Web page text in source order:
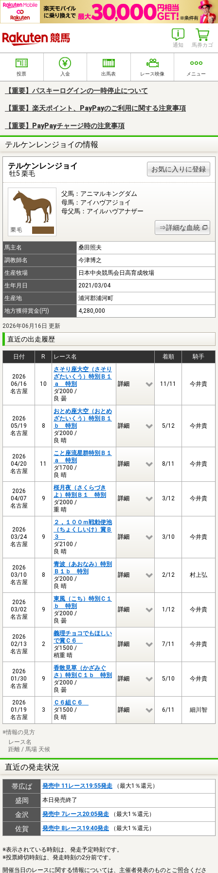
馬券カゴ
通知
投票 入金 出馬表 レース映像 メニュー
【重要】パスキーログインの一時停止について
【重要】楽天ポイント、PayPayのご利用に関する注意事項
【重要】PayPayチャージ時の注意事項
テルケンレンジョイの情報
テルケンレンジョイ
牡5 栗毛
お気に入りに登録
父馬：アニマルキングダム
母馬：アイハヴアジョイ
母父馬：アイルハヴアナザー
⇒詳細な血統
馬主名
桑田照夫
調教師名
今津博之
生産牧場
日本中央競馬会日高育成牧場
生年月日
2021/03/04
生産地
浦河郡浦河町
地方獲得賞金(円)
4,280,000
2026年06月16日 更新
直近の出走履歴
日付 R レース名 着順 騎手
2026
06/16
名古屋
10
さそり座大空（さそり
ざたいくう）特別Ｂ１
ａ 特別
ダ2000 /
良 曇
詳細 11/11 今井貴
2026
05/19
名古屋
8
おとめ座大空（おとめ
ざたいくう）特別Ｂ１
ｂ 特別
ダ2000 /
良 晴
詳細 5/12 今井貴
2026
04/20
名古屋
11
こと座流星群特別Ｂ１
ａ 特別
ダ1700 /
良 晴
詳細 8/11 今井貴
2026
04/07
名古屋
9
桜月夜（さくらづき
よ）特別Ｂ１ 特別
ダ2000 /
重 晴
詳細 3/12 今井貴
2026
03/24
名古屋
9
２，１００ｍ戦勅使池
（ちょくしいけ）賞Ｂ
３
ダ2100 /
良 晴
詳細 3/10 今井貴
2026
03/10
名古屋
8
青波（あおなみ）特別
Ｂ１ｂ 特別
ダ2000 /
良 晴
詳細 2/12 村上弘
2026
03/02
名古屋
9
東風（こち）特別Ｃ１
ｂ 特別
ダ2000 /
良 曇
詳細 1/12 今井貴
2026
02/13
名古屋
2
義理チョコでもほしい
で賞Ｃ６
ダ1500 /
稍重 晴
詳細 7/11 今井貴
2026
01/30
名古屋
9
香散見草（かざみぐ
さ）特別Ｃ１ｂ 特別
ダ2000 /
良 曇
詳細 5/10 今井貴
2026
01/19
名古屋
3
Ｃ６組Ｃ６
ダ1500 /
良 晴
詳細 6/11 細川智
※情報の見方
レース名
距離 / 馬場 天候
直近の発走状況
帯広ば 発売中 11レース19:55発走 （最大1％還元）
盛岡 本日発売終了
金沢 発売中 7レース20:05発走 （最大1％還元）
佐賀 発売中 8レース19:40発走 （最大1％還元）
※表示されている時刻は、発走予定時刻です。
※投票締切時刻は、発走時刻の2分前です。
開催当日のレースに関する情報については、主催者発表のものとご照合くださ